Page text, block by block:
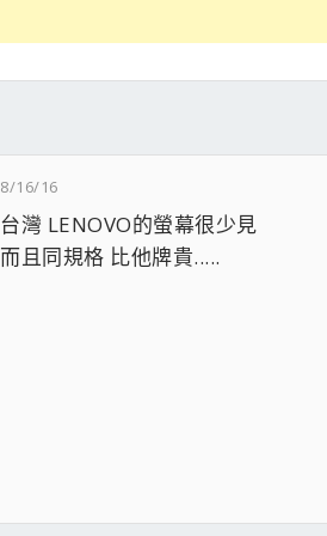
8/16/16
台灣 LENOVO的螢幕很少見
而且同規格 比他牌貴.....